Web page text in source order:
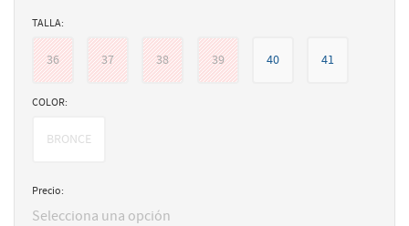
TALLA:
36 37 38 39 40 41
COLOR:
BRONCE
Precio:
Selecciona una opción